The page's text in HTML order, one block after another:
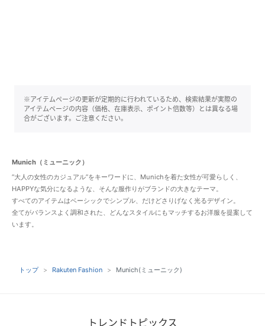
※アイテムページの更新が定期的に行われているため、検索結果が実際の
アイテムページの内容（価格、在庫表示、ポイント倍数等）とは異なる場
合がございます。ご注意ください。
Munich（ミューニック）
”大人の女性のカジュアル”をキーワードに、Munichを着た女性が可愛らしく、
HAPPYな気分になるような、そんな服作りがブランドの大きなテーマ。
すべてのアイテムはベーシックでシンプル、だけどさりげなく光るデザイン。
全てがバランスよく調和された、どんなスタイルにもマッチするお洋服を提案して
います。
トップ Rakuten Fashion Munich(ミューニック)
トレンドトピックス